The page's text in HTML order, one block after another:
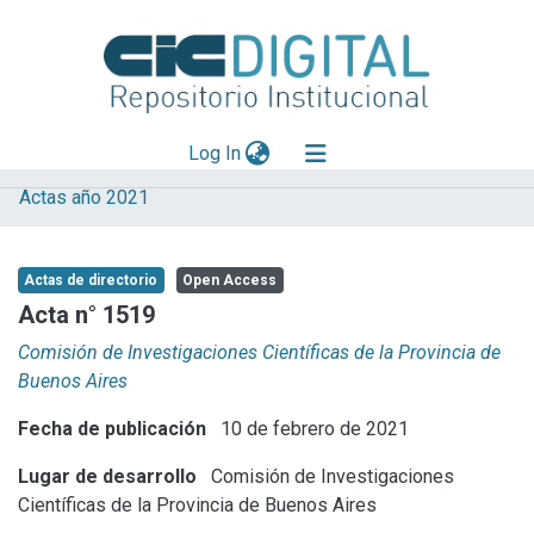
Log In(current)
Explorar
Aportar material
Statistics
Actas año 2021
Actas de directorio Open Access
Acta n° 1519
Comisión de Investigaciones Científicas de la Provincia de
Buenos Aires
Fecha de publicación 10 de febrero de 2021
Lugar de desarrollo
Comisión de Investigaciones
Científicas de la Provincia de Buenos Aires